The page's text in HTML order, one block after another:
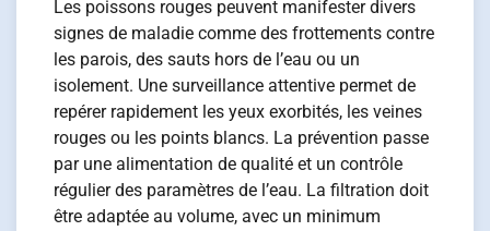
Les poissons rouges peuvent manifester divers
signes de maladie comme des frottements contre
les parois, des sauts hors de l’eau ou un
isolement. Une surveillance attentive permet de
repérer rapidement les yeux exorbités, les veines
rouges ou les points blancs. La prévention passe
par une alimentation de qualité et un contrôle
régulier des paramètres de l’eau. La filtration doit
être adaptée au volume, avec un minimum